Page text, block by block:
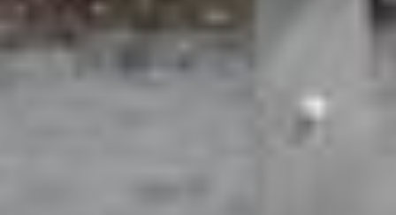
VS zijn door het Europees Hof van Justitie beoordeeld
als een land met een ontoereikend niveau van
Amerikaanse autoriteiten worden verwerkt voor controle-